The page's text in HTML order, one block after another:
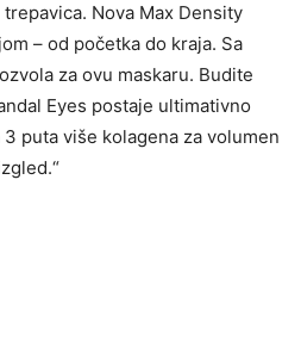
Nova Max Density
– od početka do kraja. Sa
za ovu maskaru. Budite
Eyes postaje ultimativno
puta više kolagena za volumen